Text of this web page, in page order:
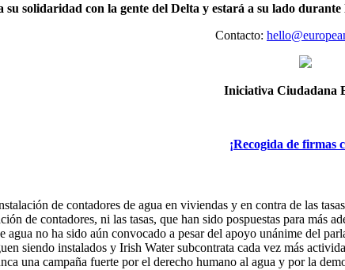
solidaridad con la gente del Delta y estará a su lado durante
Contacto:
Iniciativa Ciudadana
¡Recogida de firmas
de contadores de agua en viviendas y en contra de las
de contadores, ni las tasas, que han sido pospuestas para más
no ha sido aún convocado a pesar del apoyo unánime del
siendo instalados y Irish Water subcontrata cada vez más
una campaña fuerte por el derecho humano al agua y por la